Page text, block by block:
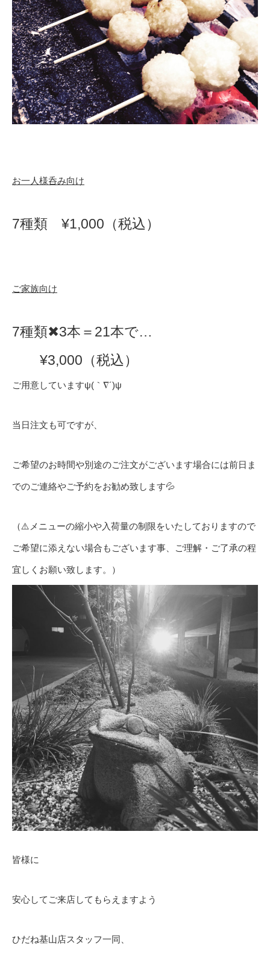
お一人様呑み向け
7種類 ¥1,000（税込）
ご家族向け
7種類✖︎3本＝21本で…
¥3,000（税込）
ご用意していますψ(｀∇´)ψ
当日注文も可ですが、
ご希望のお時間や別途のご注文がございます場合には前日ま
でのご連絡やご予約をお勧め致します💦
（⚠️メニューの縮小や入荷量の制限をいたしておりますので
ご希望に添えない場合もございます事、ご理解・ご了承の程
宜しくお願い致します。）
皆様に
安心してご来店してもらえますよう
ひだね基山店スタッフ一同、